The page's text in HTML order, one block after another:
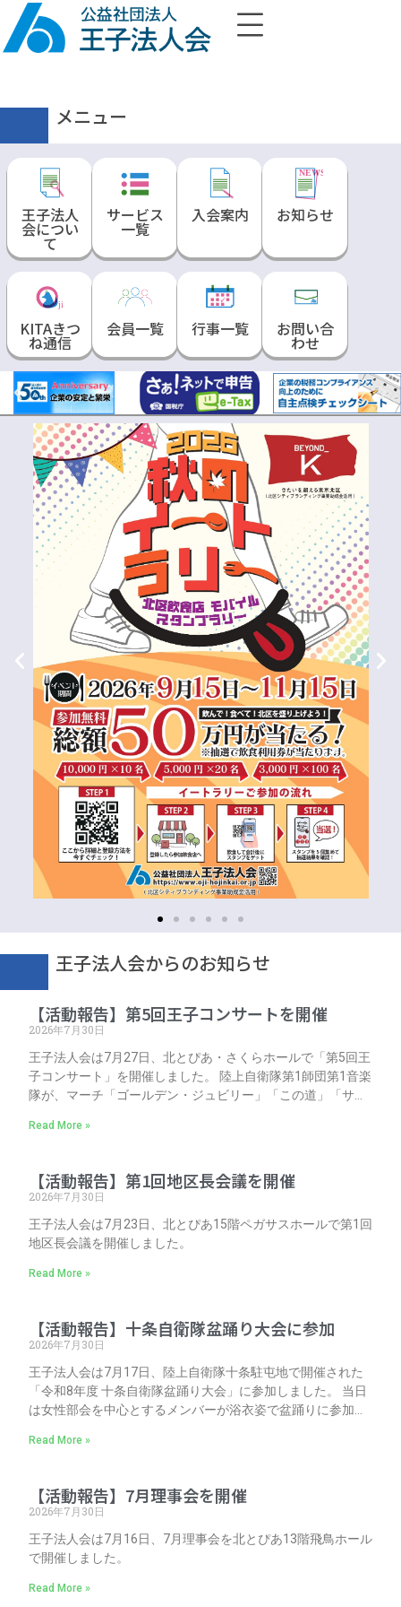
メニュー
王子法人
会につい
て
サービス
一覧
入会案内
NEWS
お知らせ
ji
KITAきつ
ね通信
会員一覧
✓
行事一覧 お問い合
わせ
王子法人会からのお知らせ
【活動報告】第5回王子コンサートを開催
2026年7月30日
王子法人会は7月27日、北とぴあ・さくらホールで「第5回王
子コンサート」を開催しました。 陸上自衛隊第1師団第1音楽
隊が、マーチ「ゴールデン・ジュビリー」「この道」「サン
ディ」主題歌「アルデバラン」など、多彩な楽曲を演奏。迫
皆さま、ありがとうございました。
Read More »
【活動報告】第1回地区長会議を開催
2026年7月30日
王子法人会は7月23日、北とぴあ15階ペガサスホールで第1回
地区長会議を開催しました。
Read More »
【活動報告】十条自衛隊盆踊り大会に参加
2026年7月30日
王子法人会は7月17日、陸上自衛隊十条駐屯地で開催された
「令和8年度 十条自衛隊盆踊り大会」に参加しました。 当日
は女性部会を中心とするメンバーが浴衣姿で盆踊りに参加。
まとともに夏のひとときを過ごしました。
Read More »
【活動報告】7月理事会を開催
2026年7月30日
王子法人会は7月16日、7月理事会を北とぴあ13階飛鳥ホール
で開催しました。
Read More »